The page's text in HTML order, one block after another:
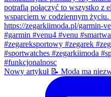
Nowy artykuł 📝 Moda ma